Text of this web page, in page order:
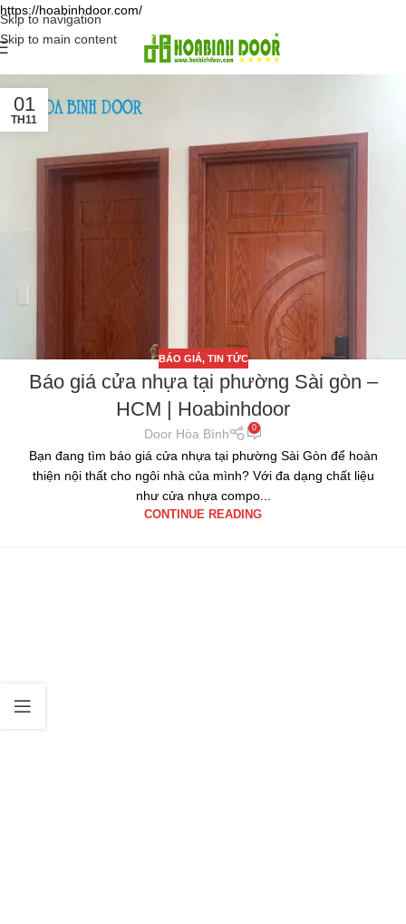
https://hoabinhdoor.com/
Skip to navigation
Skip to main content
01
TH11
BÁO GIÁ, TIN TỨC
Báo giá cửa nhựa tại phường Sài gòn –
HCM | Hoabinhdoor
Door Hòa Bình 0
Bạn đang tìm báo giá cửa nhựa tại phường Sài Gòn để hoàn
thiện nội thất cho ngôi nhà của mình? Với đa dạng chất liệu
như cửa nhựa compo...
CONTINUE READING